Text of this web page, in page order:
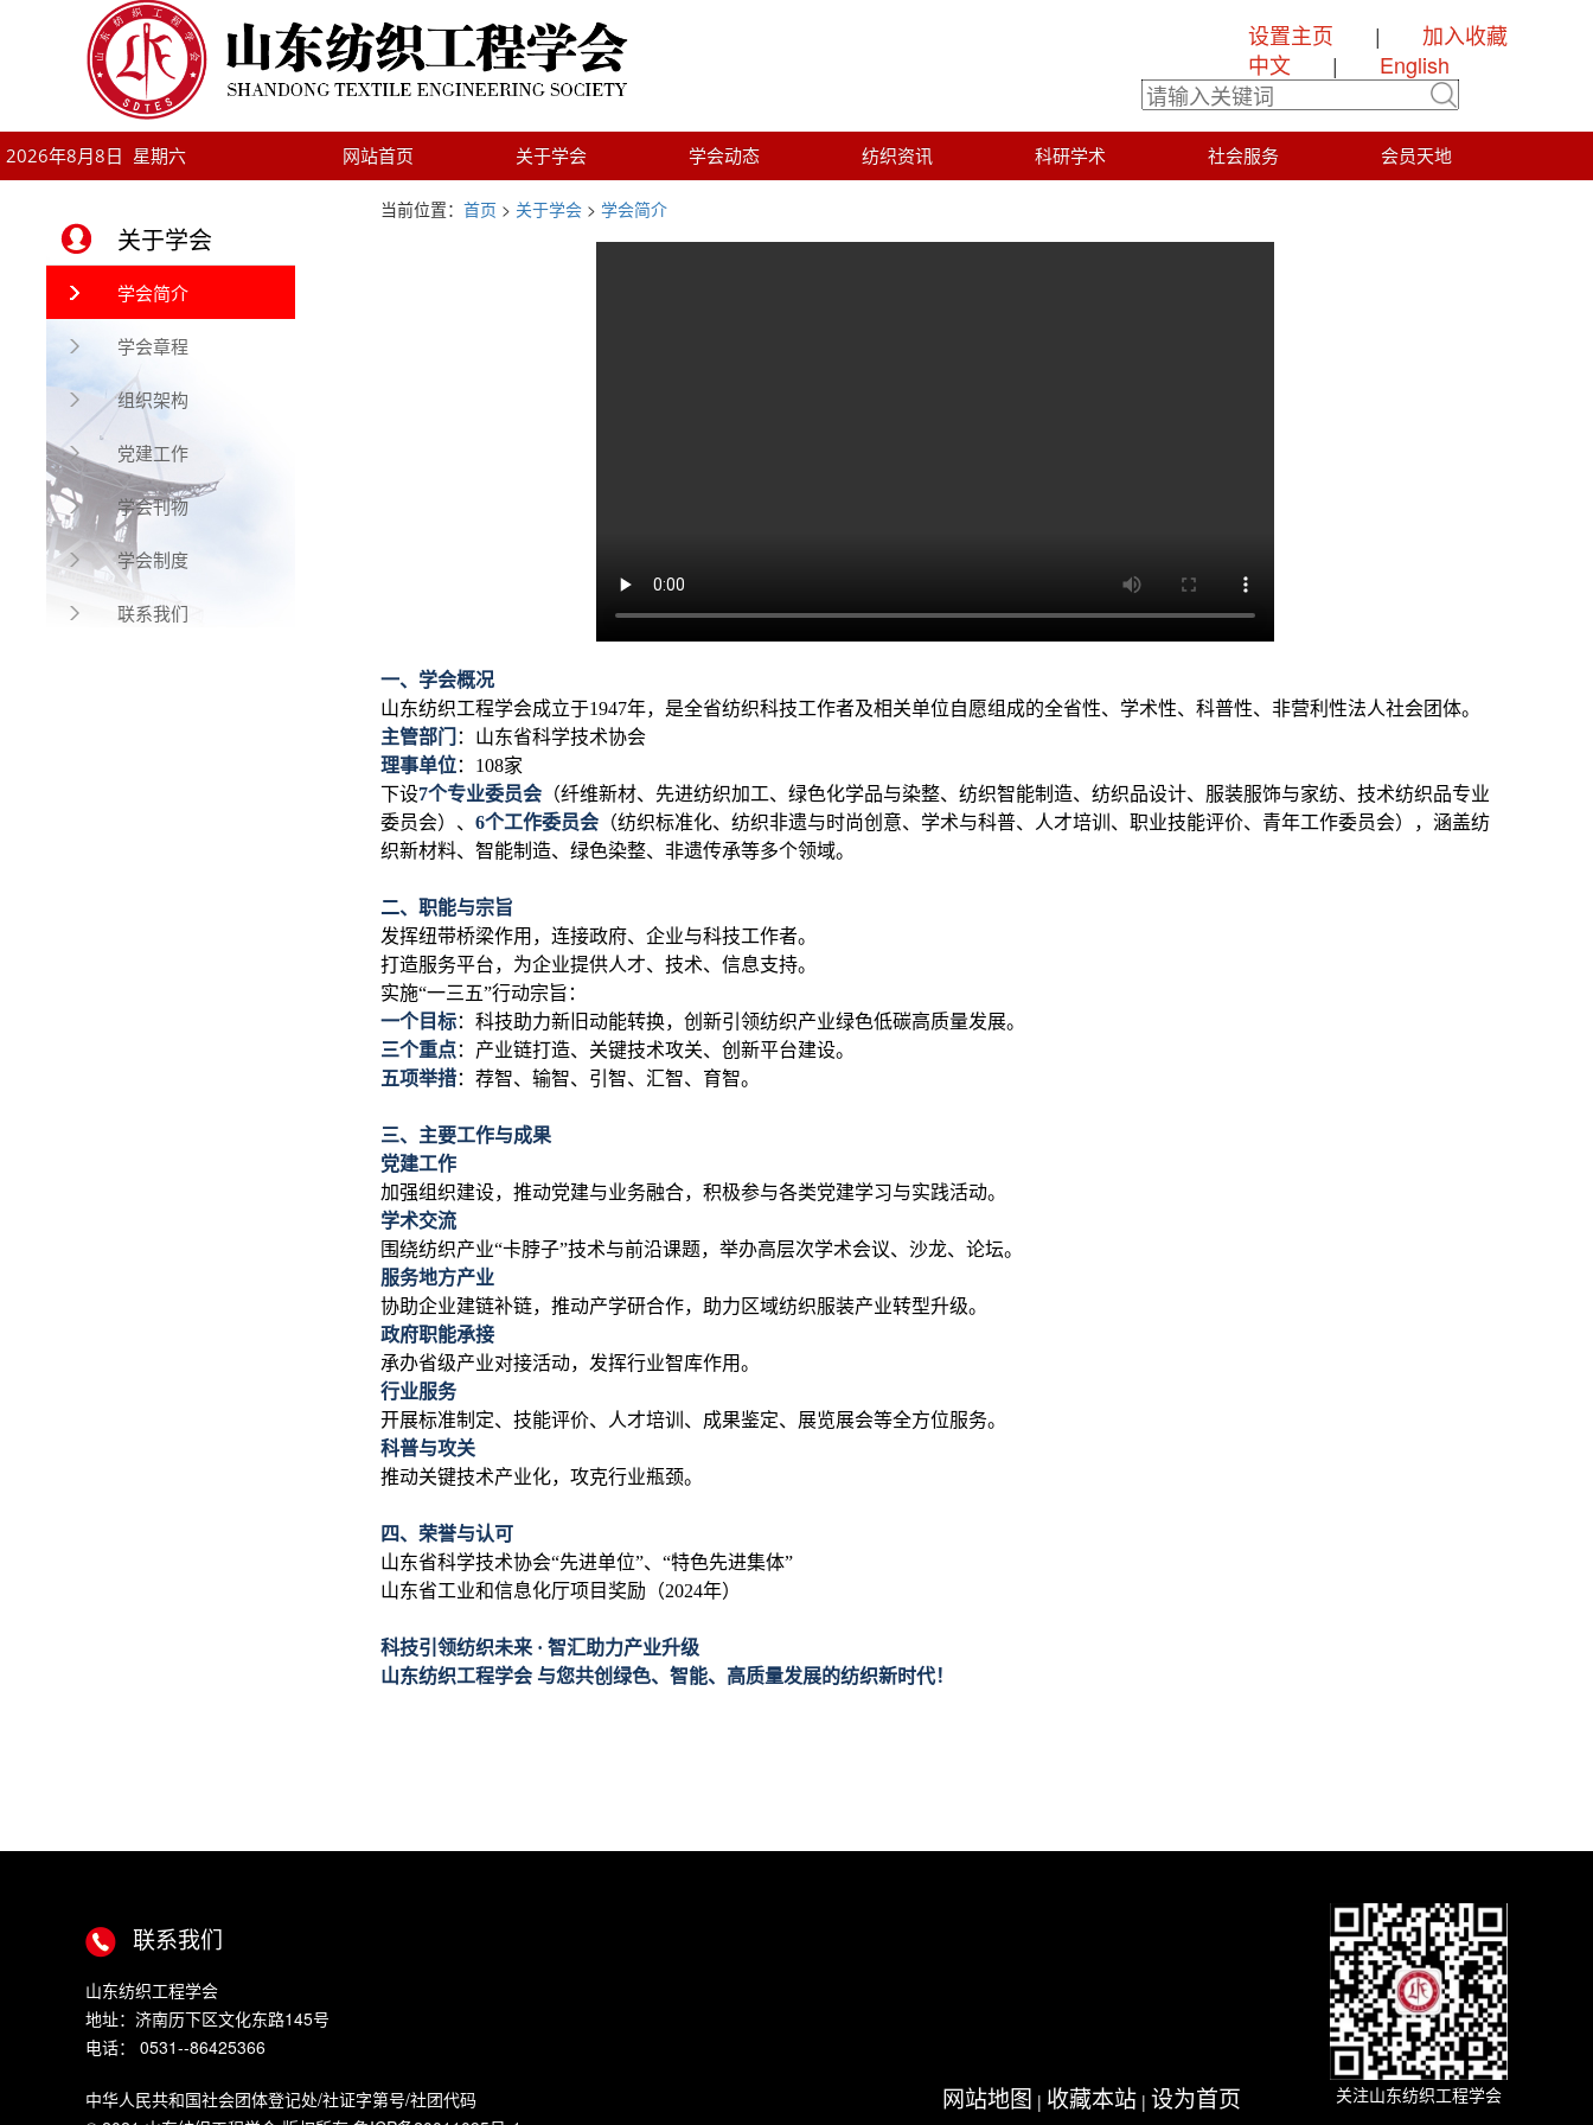
设置主页 |
加入收藏
中文 | English
网站首页 关于学会 学会动态 纺织资讯 科研学术 社会服务 会员天地
2026年8月8日 星期六
关于学会
学会简介
学会章程
组织架构
党建工作
学会刊物
学会制度
联系我们
当前位置： 首页 > 关于学会 > 学会简介
一、学会概况
山东纺织工程学会成立于1947年，是全省纺织科技工作者及相关单位自愿组成的全省性、学术性、科普性、非营利性法人社会团体。
主管部门
：山东省科学技术协会
理事单位：108家
下设7个专业委员会 （纤维新材、先进纺织加工、绿色化学品与染整、纺织智能制造、纺织品设计、服装服饰与家纺、技术纺织品专业
委员会）、 6个工作委员会 （纺织标准化、纺织非遗与时尚创意、学术与科普、人才培训、职业技能评价、青年工作委员会），涵盖纺
织新材料、智能制造、绿色染整、非遗传承等多个领域。
二、职能与宗旨
发挥纽带桥梁作用，连接政府、企业与科技工作者。
打造服务平台，为企业提供人才、技术、信息支持。
实施“一三五”行动宗旨 ：
一个目标： 科技助力新旧动能转换，创新引领纺织产业绿色低碳高质量发展。
三个重点： 产业链打造、关键技术攻关、创新平台建设。
五项举措： 荐智、输智、引智、汇智、育智。
三、主要工作与成果
党建工作
加强组织建设，推动党建与业务融合，积极参与各类党建学习与实践活动。
学术交流
围绕纺织产业“卡脖子”技术与前沿课题，举办高层次学术会议、沙龙、论坛。
服务地方产业
协助企业建链补链，推动产学研合作，助力区域纺织服装产业转型升级。
政府职能承接
承办省级产业对接活动，发挥行业智库作用。
行业服务
开展标准制定、技能评价、人才培训、成果鉴定、展览展会等全方位服务。
科普与攻关
推动关键技术产业化，攻克行业瓶颈。
四、荣誉与认可
山东省科学技术协会“先进单位”、“特色先进集体”
山东省工业和信息化厅项目奖励（2024年）
科技引领纺织未来 · 智汇助力产业升级
山东纺织工程学会 与您共创绿色、智能、高质量发展的纺织新时代！
联系我们
山东纺织工程学会
地址：济南历下区文化东路145号
电话： 0531--86425366
中华人民共和国社会团体登记处/社证字第号/社团代码
网站地图 | 收藏本站 | 设为首页 关注山东纺织工程学会